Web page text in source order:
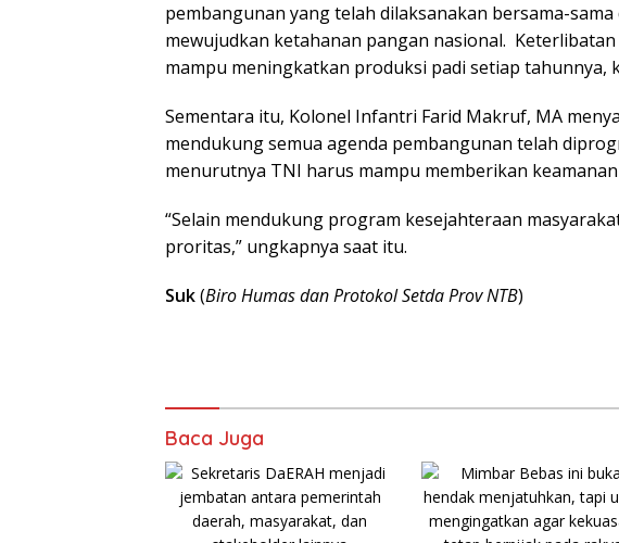
pembangunan yang telah dilaksanakan bersama-
mewujudkan ketahanan pangan nasional.
mampu meningkatkan produksi padi setiap tahunnya,
Sementara itu, Kolonel Infantri Farid Makruf, MA
mendukung semua agenda pembangunan telah
menurutnya TNI harus mampu memberikan
“Selain mendukung program kesejahteraan
proritas,” ungkapnya saat itu.
Suk(Biro Humas dan Protokol Setda Prov NTB)
Baca Juga